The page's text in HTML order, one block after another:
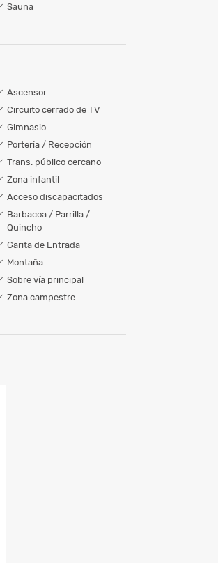
Sauna
Ascensor
Circuito cerrado de TV
Gimnasio
Portería / Recepción
Trans. público cercano
Zona infantil
Acceso discapacitados
Barbacoa / Parrilla /
Quincho
Garita de Entrada
Montaña
Sobre vía principal
Zona campestre